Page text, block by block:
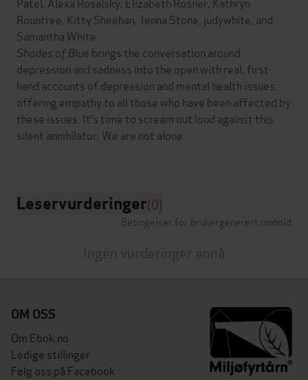
Rountree, Kitty Sheehan, Jenna Stone, judywhite, and
Samantha White.
Shades of Blue brings the conversation around
depression and sadness into the open with real, first-
hand accounts of depression and mental health issues,
offering empathy to all those who have been affected by
these issues. It’s time to scream out loud against this
silent annihilator: We are not alone.
Leservurderinger(0)
Betingelser for brukergenerert innhold
Ingen vurderinger ennå
OM OSS
Om Ebok.no
Ledige stillinger
Følg oss på Facebook